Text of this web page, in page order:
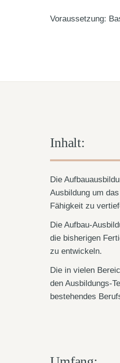
Voraussetzung:
Inhalt:
Die
Ausbildung um
Fähigkeit zu
Die Aufbau-
die bisherigen
zu entwickeln.
Die in vielen
den Ausbildungs-
bestehendes